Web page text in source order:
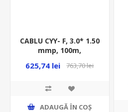
CABLU CYY- F, 3.0* 1.50
mmp, 100m,
625,74 lei 763,70 lei
ADAUGĂ ȊN COŞ